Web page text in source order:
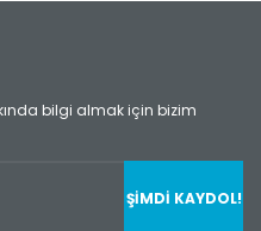
bilgi almak için bizim
ŞİMDİ KAYDOL!